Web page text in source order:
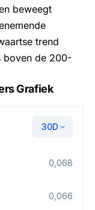
beweegt
trend
boven de 200-
Grafiek